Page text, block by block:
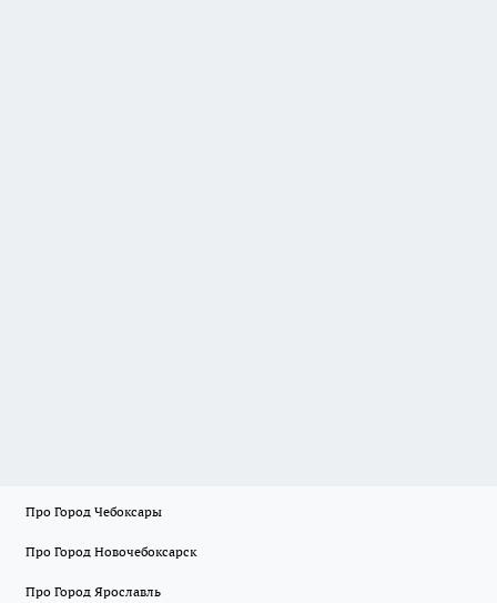
Про Город Чебоксары
Про Город Новочебоксарск
Про Город Ярославль